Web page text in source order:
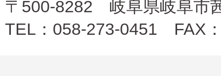
〒500-8282 岐阜県岐阜市
TEL：058-273-0451 FAX